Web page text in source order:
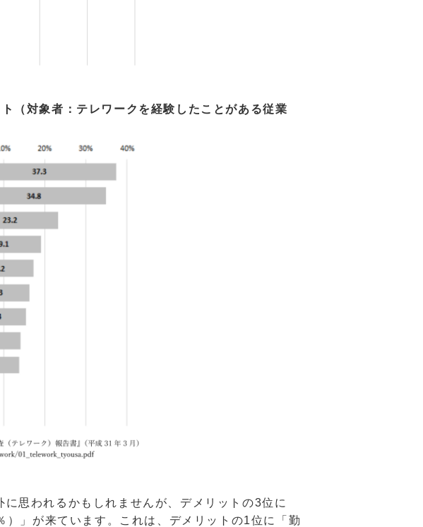
（対象者：テレワークを経験したことがある従業
思われるかもしれませんが、デメリットの3位に
）」が来ています。これは、デメリットの1位に「勤